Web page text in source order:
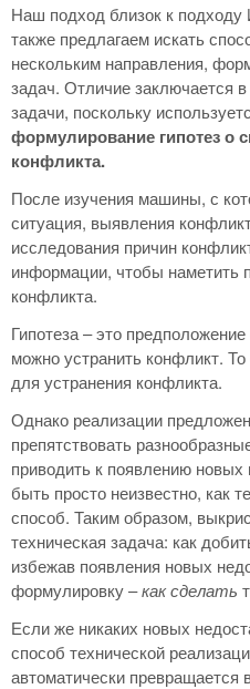
Наш подход близок к
также предлагаем искать
нескольким направления,
задач. Отличие заключается
задачи, поскольку
формулирование гипотез о
конфликта.
После изучения машины, с
ситуация, выявления
исследования причин
информации, чтобы наметить
конфликта.
Гипотеза – это
можно устранить конфликт. То
для устранения конфликта.
Однако реализации
препятствовать
приводить к появлению
быть просто неизвестно, как
способ. Таким образом,
техническая задача: как
избежав появления новых
формулировку –как сделать
Если же никаких новых
способ технической
автоматически превращается